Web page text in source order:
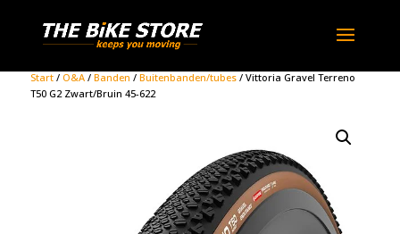
Start/ O&A/ Banden / Buitenbanden/tubes/ Vittoria Gravel Terreno
T50 G2 Zwart/Bruin 45-622